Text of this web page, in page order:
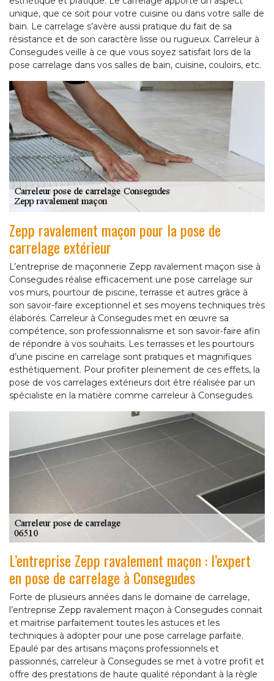
unique, que ce soit pour votre cuisine ou dans votre salle de
bain. Le carrelage s’avère aussi pratique du fait de sa
résistance et de son caractère lisse ou rugueux. Carreleur à
Consegudes veille à ce que vous soyez satisfait lors de la
pose carrelage dans vos salles de bain, cuisine, couloirs, etc.
Zepp ravalement maçon pour la pose de
carrelage extérieur
L’entreprise de maçonnerie Zepp ravalement maçon sise à
Consegudes réalise efficacement une pose carrelage sur
vos murs, pourtour de piscine, terrasse et autres grâce à
son savoir-faire exceptionnel et ses moyens techniques très
élaborés. Carreleur à Consegudes met en œuvre sa
compétence, son professionnalisme et son savoir-faire afin
de répondre à vos souhaits. Les terrasses et les pourtours
d’une piscine en carrelage sont pratiques et magnifiques
esthétiquement. Pour profiter pleinement de ces effets, la
pose de vos carrelages extérieurs doit être réalisée par un
spécialiste en la matière comme carreleur à Consegudes.
L’entreprise Zepp ravalement maçon : l’expert
en pose de carrelage à Consegudes
Forte de plusieurs années dans le domaine de carrelage,
l’entreprise Zepp ravalement maçon à Consegudes connait
et maitrise parfaitement toutes les astuces et les
techniques à adopter pour une pose carrelage parfaite.
Epaulé par des artisans maçons professionnels et
passionnés, carreleur à Consegudes se met à votre profit et
offre des prestations de haute qualité répondant à la règle